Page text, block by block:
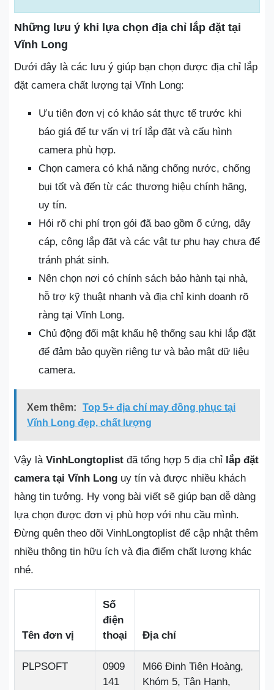
Những lưu ý khi lựa chọn địa chỉ lắp đặt tại
Vĩnh Long
Dưới đây là các lưu ý giúp bạn chọn được địa chỉ lắp
đặt camera chất lượng tại Vĩnh Long:
Ưu tiên đơn vị có khảo sát thực tế trước khi
báo giá để tư vấn vị trí lắp đặt và cấu hình
camera phù hợp.
Chọn camera có khả năng chống nước, chống
bụi tốt và đến từ các thương hiệu chính hãng,
uy tín.
Hỏi rõ chi phí trọn gói đã bao gồm ổ cứng, dây
cáp, công lắp đặt và các vật tư phụ hay chưa để
tránh phát sinh.
Nên chọn nơi có chính sách bảo hành tại nhà,
hỗ trợ kỹ thuật nhanh và địa chỉ kinh doanh rõ
ràng tại Vĩnh Long.
Chủ động đổi mật khẩu hệ thống sau khi lắp đặt
để đảm bảo quyền riêng tư và bảo mật dữ liệu
camera.
Xem thêm:
Top 5+ địa chỉ may đồng phục tại
Vĩnh Long đẹp, chất lượng
Vậy là VinhLongtoplist đã tổng hợp 5 địa chỉ lắp đặt
camera tại Vĩnh Long uy tín và được nhiều khách
hàng tin tưởng. Hy vọng bài viết sẽ giúp bạn dễ dàng
lựa chọn được đơn vị phù hợp với nhu cầu mình.
Đừng quên theo dõi VinhLongtoplist để cập nhật thêm
nhiều thông tin hữu ích và địa điểm chất lượng khác
nhé.
Tên đơn vị
Số
điện
thoại
Địa chỉ
PLPSOFT
0909
141
M66 Đinh Tiên Hoàng,
Khóm 5, Tân Hạnh,